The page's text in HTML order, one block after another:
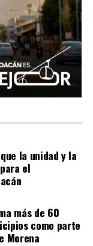
la unidad y la
el
más de 60
como parte
Morena